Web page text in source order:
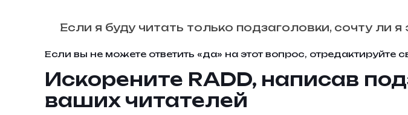
Если я буду читать только подзаголовки, сочту ли
Если вы не можете ответить «да» на этот вопрос, отредактируйте
Искорените RADD, написав
ваших читателей